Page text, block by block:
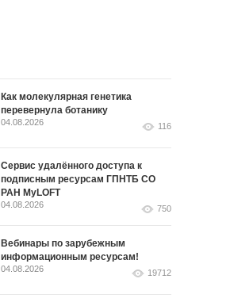
Как молекулярная генетика
перевернула ботанику
04.08.2026 116
Сервис удалённого доступа к
подписным ресурсам ГПНТБ СО
РАН MyLOFT
04.08.2026 750
Вебинары по зарубежным
информационным ресурсам!
04.08.2026 19712